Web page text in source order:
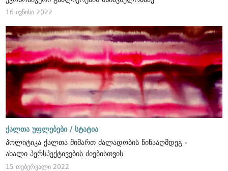
16 ივნისი 2022
ქალთა უფლებები / სტატია
პოლიტიკა ქალთა მიმართ ძალადობის წინააღმდეგ -
ახალი პერსპექტივების ძიებისთვის
15 თებერვალი 2022